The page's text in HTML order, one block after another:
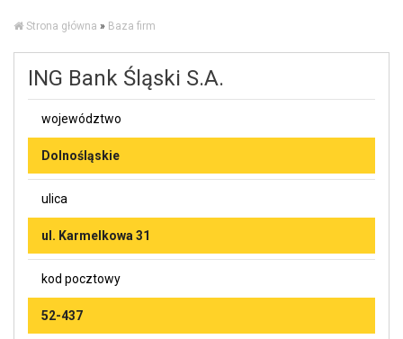
Strona główna » Baza firm
ING Bank Śląski S.A.
województwo
Dolnośląskie
ulica
ul. Karmelkowa 31
kod pocztowy
52-437